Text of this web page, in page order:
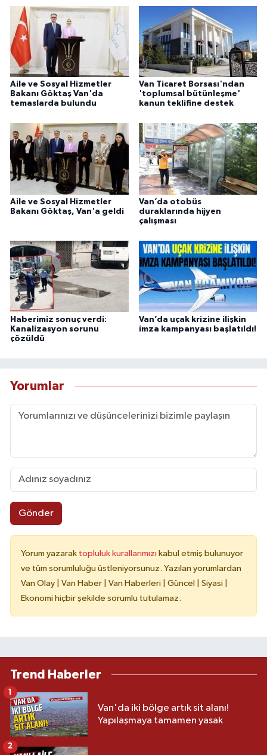
Aile ve Sosyal Hizmetler
Bakanı Göktaş Van'da
temaslarda bulundu
Van Ticaret Borsası'ndan
'toplumsal bütünleşme'
kanun teklifine destek
Aile ve Sosyal Hizmetler
Bakanı Göktaş, Van'a geldi
Van’da otobüs
duraklarında hijyen
çalışması
Haberimiz sonuç verdi:
Kanalizasyon sorunu
çözüldü
Van’da uçak krizine ilişkin
imza kampanyası başlatıldı!
Yorumlar
Gönder
Yorum yazarak topluluk kurallarımızı kabul etmiş bulunuyor
ve tüm sorumluluğu üstleniyorsunuz. Yazılan yorumlardan
Van Olay | Van Haber | Van Haberleri | Güncel | Siyasi |
Ekonomi hiçbir şekilde sorumlu tutulamaz.
Trend Haberler
Van'da iki bölge artık sit alanı!
Yapılaşmaya tamamen yasak
1
2